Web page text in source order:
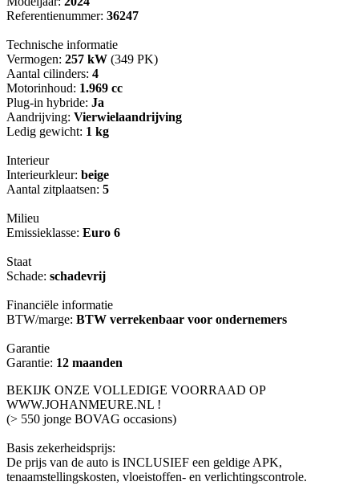
Referentienummer: 36247
Technische informatie
Vermogen: 257 kW (349 PK)
Aantal cilinders: 4
Motorinhoud: 1.969 cc
Plug-in hybride: Ja
Aandrijving: Vierwielaandrijving
Ledig gewicht: 1 kg
Interieur
Interieurkleur: beige
Aantal zitplaatsen: 5
Milieu
Emissieklasse: Euro 6
Staat
Schade: schadevrij
Financiële informatie
BTW/marge: BTW verrekenbaar voor ondernemers
Garantie
Garantie: 12 maanden
BEKIJK ONZE VOLLEDIGE VOORRAAD OP
WWW.JOHANMEURE.NL !
(> 550 jonge BOVAG occasions)
Basis zekerheidsprijs:
De prijs van de auto is INCLUSIEF een geldige APK,
tenaamstellingskosten, vloeistoffen- en verlichtingscontrole.